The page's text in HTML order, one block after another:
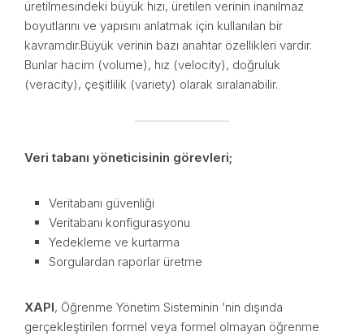
üretilmesindeki büyük hızı, üretilen verinin inanılmaz
boyutlarını ve yapısını anlatmak için kullanılan bir
kavramdır.Büyük verinin bazı anahtar özellikleri vardır.
Bunlar hacim (volume), hız (velocity), doğruluk
(veracity), çeşitlilik (variety) olarak sıralanabilir.
Veri tabanı yöneticisinin görevleri;
Veritabanı güvenliği
Veritabanı konfigurasyonu
Yedekleme ve kurtarma
Sorgulardan raporlar üretme
XAPI, Öğrenme Yönetim Sisteminin ’nin dışında
gerçekleştirilen formel veya formel olmayan öğrenme